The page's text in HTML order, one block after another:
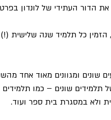
את הדור העתידי של לונדון
הזמין כל תלמיד שנה שלישית
שונים ומגוונים מאוד אחד
תלמידים שונים – כמו
ולא במסגרת בית ספר ועוד.